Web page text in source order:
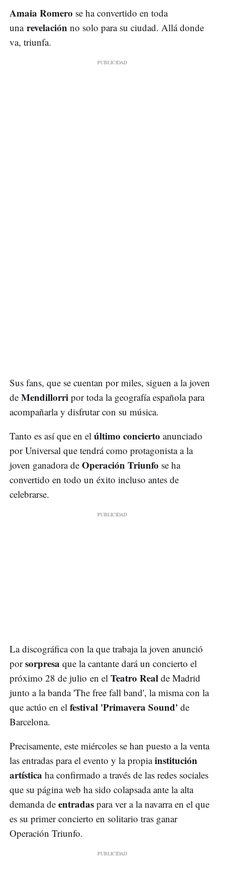
Amaia Romero se ha convertido en toda
una revelación no solo para su ciudad. Allá donde
va, triunfa.
Sus fans, que se cuentan por miles, siguen a la joven
de Mendillorri por toda la geografía española para
acompañarla y disfrutar con su música.
Tanto es así que en el último concierto anunciado
por Universal que tendrá como protagonista a la
joven ganadora de Operación Triunfo se ha
convertido en todo un éxito incluso antes de
celebrarse.
La discográfica con la que trabaja la joven anunció
porsorpresa que la cantante dará un concierto el
próximo 28 de julio en el Teatro Real de Madrid
junto a la banda 'The free fall band', la misma con la
que actúo en el festival 'Primavera Sound' de
Barcelona.
Precisamente, este miércoles se han puesto a la venta
las entradas para el evento y la propiainstitución
artística ha confirmado a través de las redes sociales
que su página web ha sido colapsada ante la alta
demanda de entradas para ver a la navarra en el que
es su primer concierto en solitario tras ganar
Operación Triunfo.